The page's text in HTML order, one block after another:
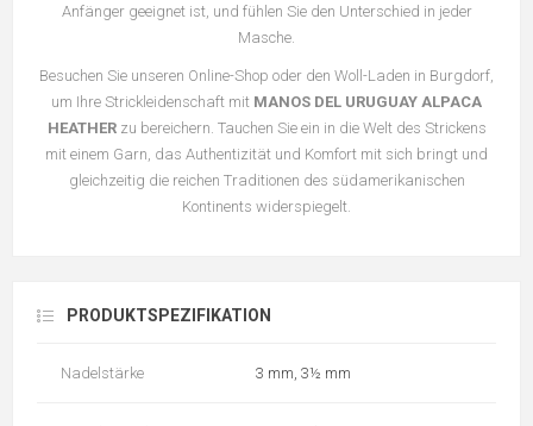
Anfänger geeignet ist, und fühlen Sie den Unterschied in jeder
Masche.
Besuchen Sie unseren Online-Shop oder den Woll-Laden in Burgdorf,
um Ihre Strickleidenschaft mit MANOS DEL URUGUAY ALPACA
HEATHERzu bereichern. Tauchen Sie ein in die Welt des Strickens
mit einem Garn, das Authentizität und Komfort mit sich bringt und
gleichzeitig die reichen Traditionen des südamerikanischen
Kontinents widerspiegelt.
PRODUKTSPEZIFIKATION
Nadelstärke 3 mm, 3½ mm